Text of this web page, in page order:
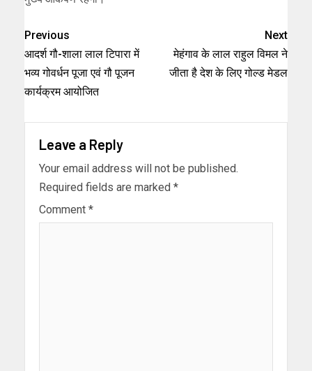
Previous
आदर्श गौ-शाला लाल टिपारा में
भव्य गोवर्धन पूजा एवं गौ पूजन
कार्यक्रम आयोजित
Next
मेहंगाव के लाल राहुल विमल ने
जीता है देश के लिए गोल्ड मेडल
Leave a Reply
Your email address will not be published.
Required fields are marked *
Comment *